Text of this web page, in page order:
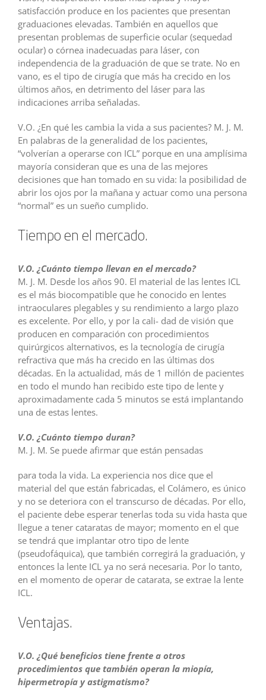
satisfacción produce en los pacientes que presentan
graduaciones elevadas. También en aquellos que
presentan problemas de superficie ocular (sequedad
ocular) o córnea inadecuadas para láser, con
independencia de la graduación de que se trate. No en
vano, es el tipo de cirugía que más ha crecido en los
últimos años, en detrimento del láser para las
indicaciones arriba señaladas.
V.O. ¿En qué les cambia la vida a sus pacientes? M. J. M.
En palabras de la generalidad de los pacientes,
“volverían a operarse con ICL” porque en una amplísima
mayoría consideran que es una de las mejores
decisiones que han tomado en su vida: la posibilidad de
abrir los ojos por la mañana y actuar como una persona
“normal” es un sueño cumplido.
Tiempo en el mercado.
V.O. ¿Cuánto tiempo llevan en el mercado?
M. J. M. Desde los años 90. El material de las lentes ICL
es el más biocompatible que he conocido en lentes
intraoculares plegables y su rendimiento a largo plazo
es excelente. Por ello, y por la cali- dad de visión que
producen en comparación con procedimientos
quirúrgicos alternativos, es la tecnología de cirugía
refractiva que más ha crecido en las últimas dos
décadas. En la actualidad, más de 1 millón de pacientes
en todo el mundo han recibido este tipo de lente y
aproximadamente cada 5 minutos se está implantando
una de estas lentes.
V.O. ¿Cuánto tiempo duran?
M. J. M. Se puede afirmar que están pensadas
para toda la vida. La experiencia nos dice que el
material del que están fabricadas, el Colámero, es único
y no se deteriora con el transcurso de décadas. Por ello,
el paciente debe esperar tenerlas toda su vida hasta que
llegue a tener cataratas de mayor; momento en el que
se tendrá que implantar otro tipo de lente
(pseudofáquica), que también corregirá la graduación, y
entonces la lente ICL ya no será necesaria. Por lo tanto,
en el momento de operar de catarata, se extrae la lente
ICL.
Ventajas.
V.O. ¿Qué beneficios tiene frente a otros
procedimientos que también operan la miopía,
hipermetropía y astigmatismo?